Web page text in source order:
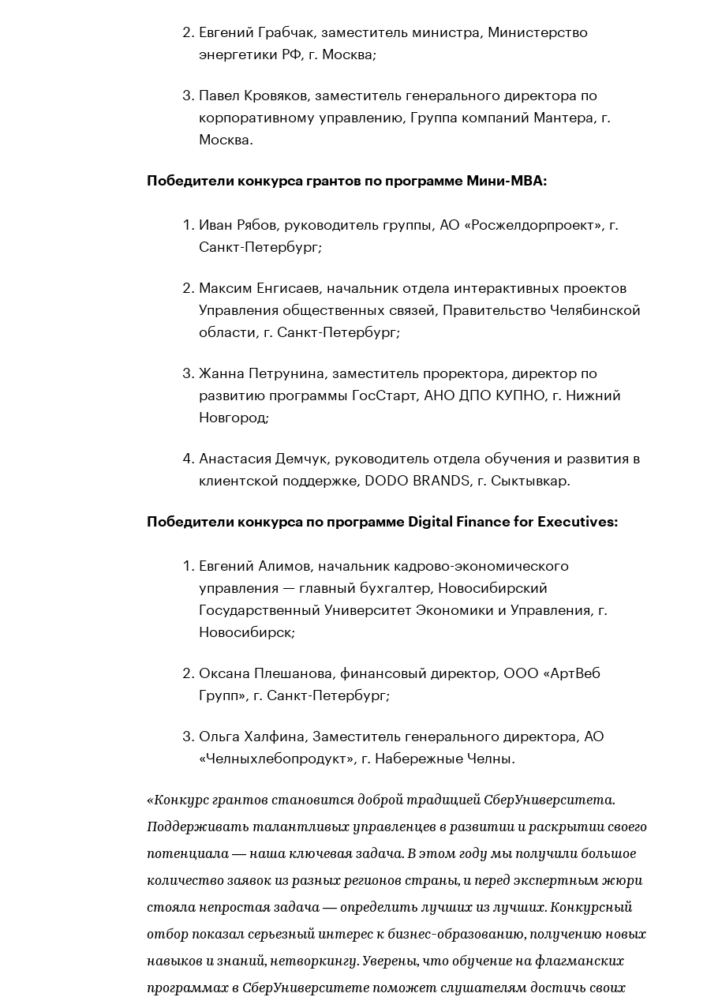
Евгений Грабчак, заместитель министра, Министерство
энергетики РФ, г. Москва;
Павел Кровяков, заместитель генерального директора по
корпоративному управлению, Группа компаний Мантера, г.
Москва.
Победители конкурса грантов по программе Мини-МВА:
Иван Рябов, руководитель группы, АО «Росжелдорпроект», г.
Санкт-Петербург;
Максим Енгисаев, начальник отдела интерактивных проектов
Управления общественных связей, Правительство Челябинской
области, г. Санкт-Петербург;
Жанна Петрунина, заместитель проректора, директор по
развитию программы ГосСтарт, АНО ДПО КУПНО, г. Нижний
Новгород;
Анастасия Демчук, руководитель отдела обучения и развития в
клиентской поддержке, DODO BRANDS, г. Сыктывкар.
Победители конкурса по программе Digital Finance for Executives:
Евгений Алимов, начальник кадрово-экономического
управления — главный бухгалтер, Новосибирский
Государственный Университет Экономики и Управления, г.
Новосибирск;
Оксана Плешанова, финансовый директор, ООО «АртВеб
Групп», г. Санкт-Петербург;
Ольга Халфина, Заместитель генерального директора, АО
«Челныхлебопродукт», г. Набережные Челны.
«Конкурс грантов становится доброй традицией СберУниверситета.
Поддерживать талантливых управленцев в развитии и раскрытии своего
потенциала — наша ключевая задача. В этом году мы получили большое
количество заявок из разных регионов страны, и перед экспертным жюри
стояла непростая задача — определить лучших из лучших. Конкурсный
отбор показал серьезный интерес к бизнес-образованию, получению новых
навыков и знаний, нетворкингу. Уверены, что обучение на флагманских
программах в СберУниверситете поможет слушателям достичь своих